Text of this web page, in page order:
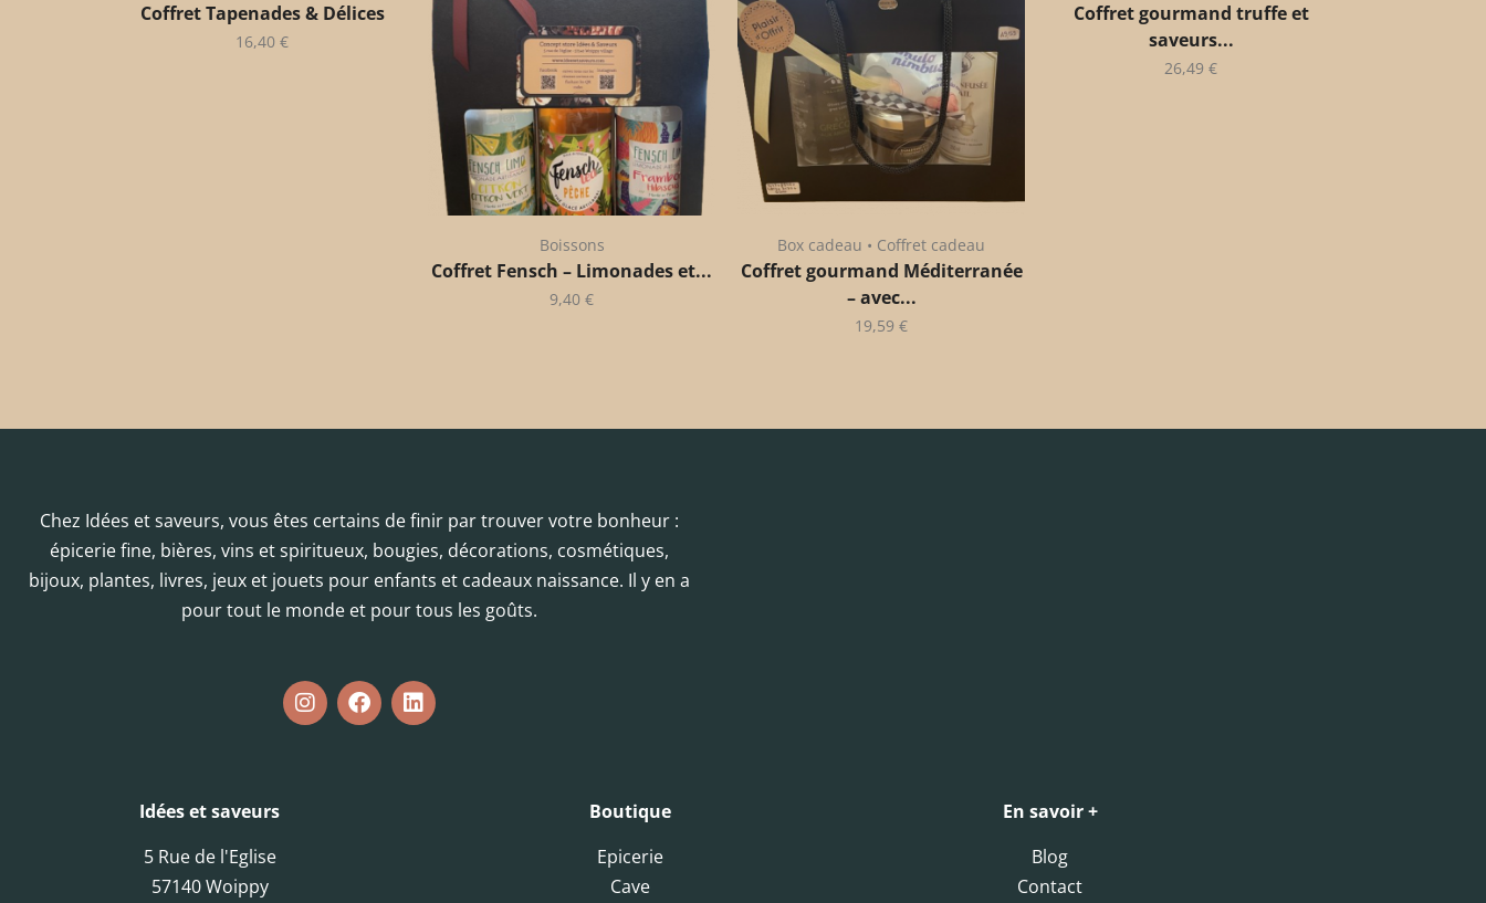
Coffret Tapenades & Délices
16,40 €
Boissons
Coffret Fensch – Limonades et...
9,40 €
Box cadeau • Coffret cadeau
Coffret gourmand Méditerranée
– avec...
19,59 €
Coffret gourmand truffe et
saveurs...
26,49 €
Chez Idées et saveurs, vous êtes certains de finir par trouver votre bonheur :
épicerie fine, bières, vins et spiritueux, bougies, décorations, cosmétiques,
bijoux, plantes, livres, jeux et jouets pour enfants et cadeaux naissance. Il y en a
pour tout le monde et pour tous les goûts.
Idées et saveurs
5 Rue de l'Eglise
57140 Woippy
Boutique
Epicerie
Cave
En savoir +
Blog
Contact